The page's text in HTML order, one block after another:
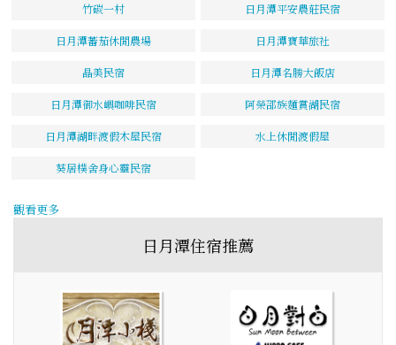
竹碳一村 日月潭平安農莊民宿
日月潭蕃茄休閒農場 日月潭寶華旅社
晶美民宿 日月潭名勝大飯店
日月潭御水嶼咖啡民宿 阿榮邵族麵賞湖民宿
日月潭湖畔渡假木屋民宿 水上休閒渡假屋
葵居樸舍身心靈民宿
觀看更多
日月潭住宿推薦